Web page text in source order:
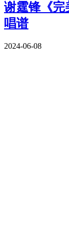
谢霆锋《完
唱谱
2024-06-08